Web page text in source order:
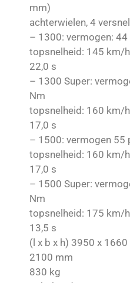
mm)
achterwielen, 4
– 1300: vermogen:
topsnelheid: 145 km/
22,0 s
– 1300 Super:
Nm
topsnelheid: 160 km/
17,0 s
– 1500: vermogen 55
topsnelheid: 160 km/
17,0 s
– 1500 Super:
Nm
topsnelheid: 175 km/
13,5 s
(l x b x h) 3950 x
2100 mm
830 kg